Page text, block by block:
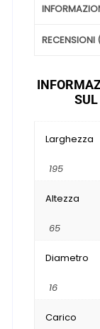
Larghezza
195
Altezza
65
Diametro
16
Carico